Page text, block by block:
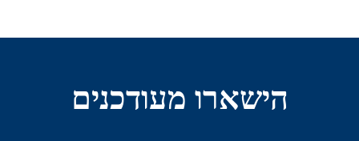
הישארו מעודכנים